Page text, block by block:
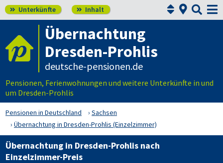
 Unterkünfte  Inhalt  

Übernachtung
Dresden-Prohlis
deutsche-pensionen.de
Pensionen, Ferienwohnungen und weitere Unterkünfte in und
um Dresden-Prohlis
Pensionen in Deutschland
Sachsen
Übernachtung in Dresden-Prohlis (Einzelzimmer)
Übernachtung in Dresden-Prohlis nach
Einzelzimmer-Preis